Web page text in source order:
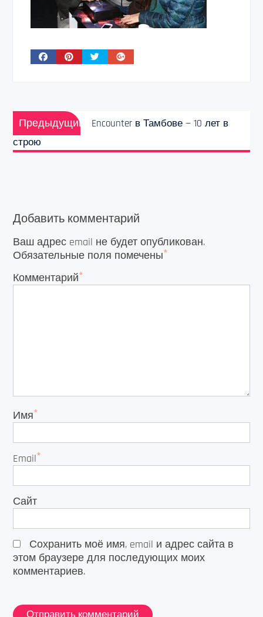
Навигация
по
записям
Предыдущий
Предыдущая
запись:
Encounter в Тамбове — 10 лет в
строю
Добавить комментарий
Ваш адрес email не будет опубликован.
Обязательные поля помечены*
Комментарий*
Имя*
Email*
Сайт
Сохранить моё имя, email и адрес сайта в
этом браузере для последующих моих
комментариев.